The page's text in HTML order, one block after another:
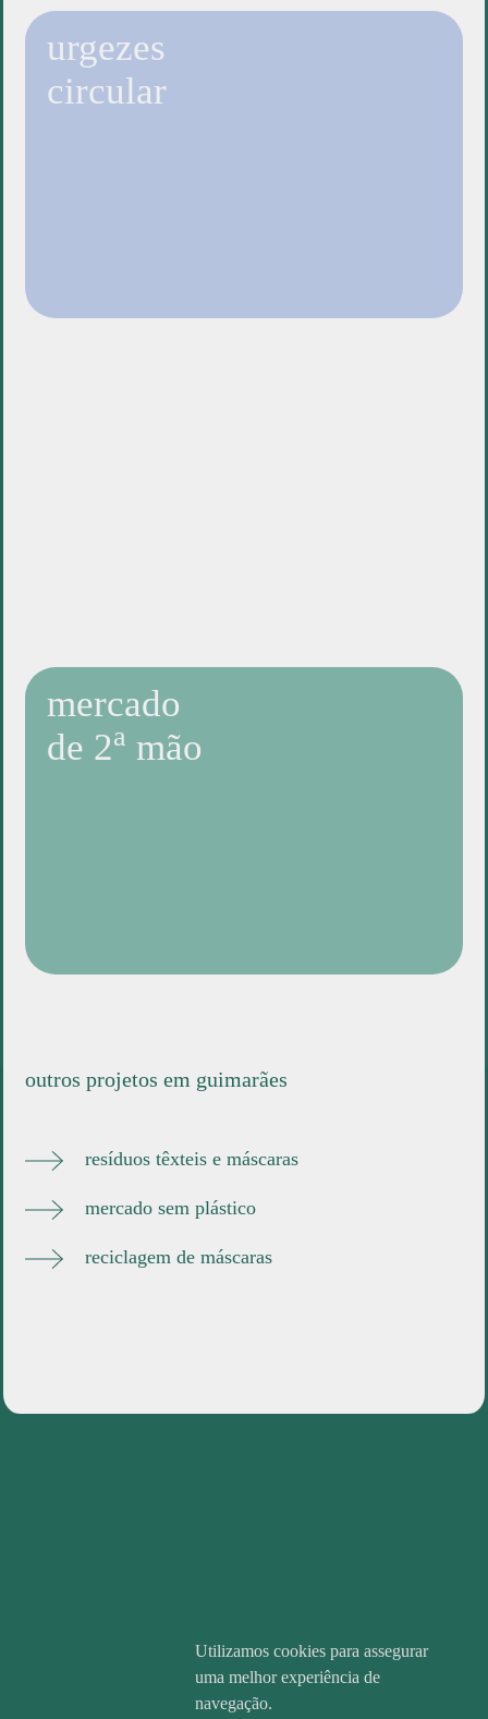
urgezes
circular
mercado
de 2a mão
outros projetos em guimarães
resíduos têxteis e máscaras
mercado sem plástico
reciclagem de máscaras
Utilizamos cookies para assegurar
uma melhor experiência de
navegação.